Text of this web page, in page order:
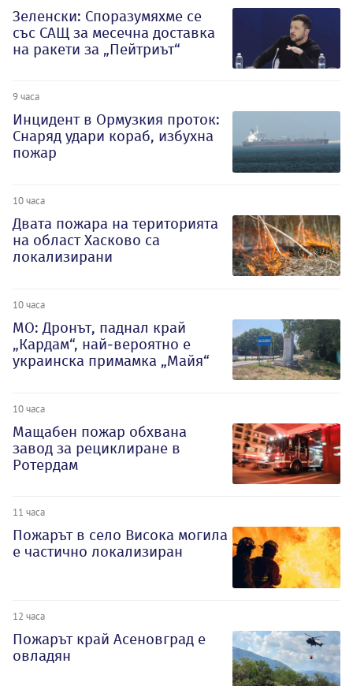
Зеленски: Споразумяхме се
със САЩ за месечна доставка
на ракети за „Пейтриът“
9 часа
Инцидент в Ормузкия проток:
Снаряд удари кораб, избухна
пожар
10 часа
Двата пожара на територията
на област Хасково са
локализирани
10 часа
МО: Дронът, паднал край
„Кардам“, най-вероятно е
украинска примамка „Майя“
10 часа
Мащабен пожар обхвана
завод за рециклиране в
Ротердам
11 часа
Пожарът в село Висока могила
е частично локализиран
12 часа
Пожарът край Асеновград е
овладян